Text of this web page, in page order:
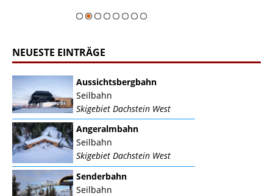
NEUESTE EINTRÄGE
Aussichtsbergbahn
Seilbahn
Skigebiet Dachstein West
Angeralmbahn
Seilbahn
Skigebiet Dachstein West
Senderbahn
Seilbahn